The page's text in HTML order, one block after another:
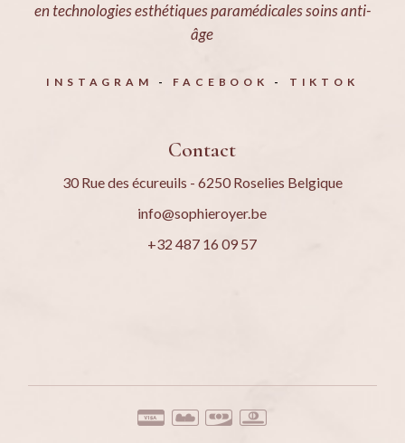
en technologies esthétiques paramédicales soins anti-
âge
INSTAGRAM FACEBOOK TIKTOK
Contact
30 Rue des écureuils - 6250 Roselies Belgique
info@sophieroyer.be
+32 487 16 09 57